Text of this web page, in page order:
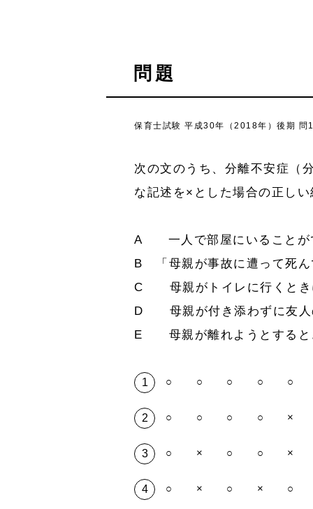
問題
保育士試験 平成30年（2018年）後期 問
次の文のうち、分離不安症（
な記述を×とした場合の正し
A 一人で部屋にいることが
B 「母親が事故に遭って死ん
C 母親がトイレに行くとき
D 母親が付き添わずに友人
E 母親が離れようとすると
○ ○ ○ ○ ○
○ ○ ○ ○ ×
○ × ○ ○ ×
○ × ○ × ○